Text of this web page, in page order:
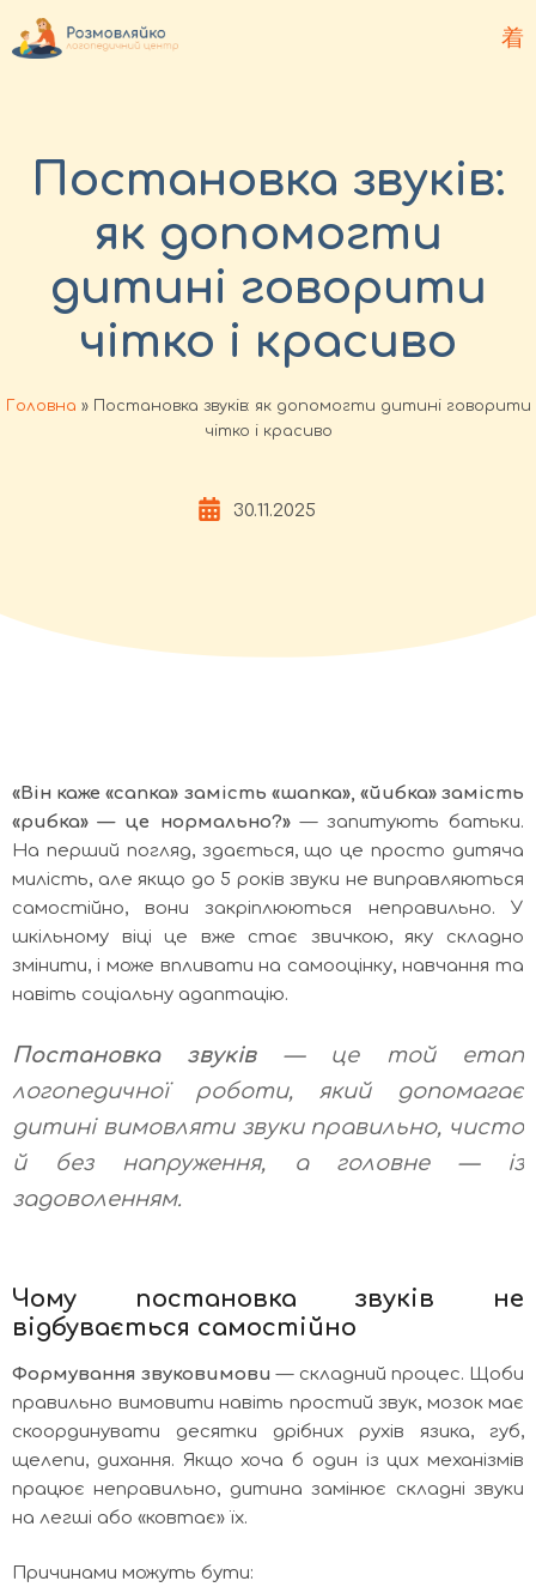
Постановка звуків:
як допомогти
дитині говорити
чітко і красиво
Головна » Постановка звуків: як допомогти дитині говорити
чітко і красиво
30.11.2025
«Він каже «сапка» замість «шапка», «йибка» замість
«рибка» — це нормально?»— запитують батьки.
На перший погляд, здається, що це просто дитяча
милість, але якщо до 5 років звуки не виправляються
самостійно, вони закріплюються неправильно. У
шкільному віці це вже стає звичкою, яку складно
змінити, і може впливати на самооцінку, навчання та
навіть соціальну адаптацію.
Постановка звуків— це той етап
логопедичної роботи, який допомагає
дитині вимовляти звуки правильно, чисто
й без напруження, а головне — із
задоволенням.
Чому постановка звуків не
відбувається самостійно
Формування звуковимови — складний процес. Щоби
правильно вимовити навіть простий звук, мозок має
скоординувати десятки дрібних рухів язика, губ,
щелепи, дихання. Якщо хоча б один із цих механізмів
працює неправильно, дитина замінює складні звуки
на легші або «ковтає» їх.
Причинами можуть бути: